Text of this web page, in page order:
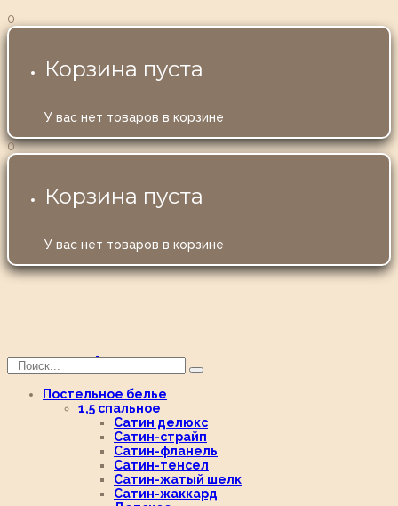
0
Корзина пуста
У вас нет товаров в корзине
0
Корзина пуста
У вас нет товаров в корзине
Постельное белье
1,5 спальное
Сатин делюкс
Сатин-страйп
Сатин-фланель
Сатин-тенсел
Сатин-жатый шелк
Сатин-жаккард